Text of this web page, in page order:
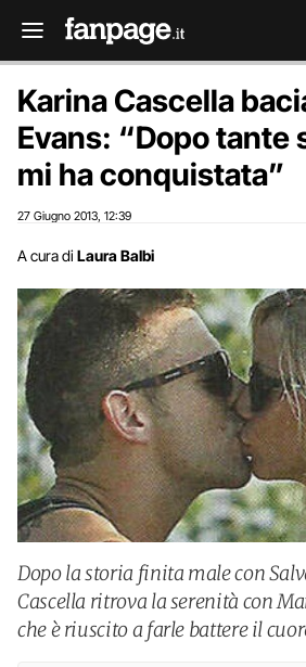
Karina Cascella
Evans: “Dopo tante
mi ha conquistata”
27 Giugno 2013 12:39
A cura di Laura Balbi
Dopo la storia finita male con
Cascella ritrova la serenità con
che è riuscito a farle battere il